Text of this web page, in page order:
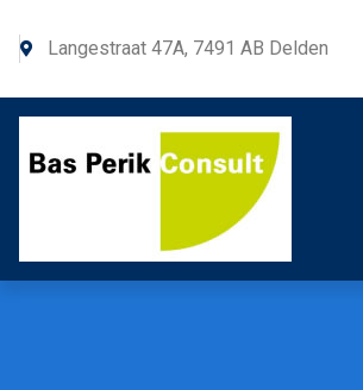
Langestraat 47A, 7491 AB Delden